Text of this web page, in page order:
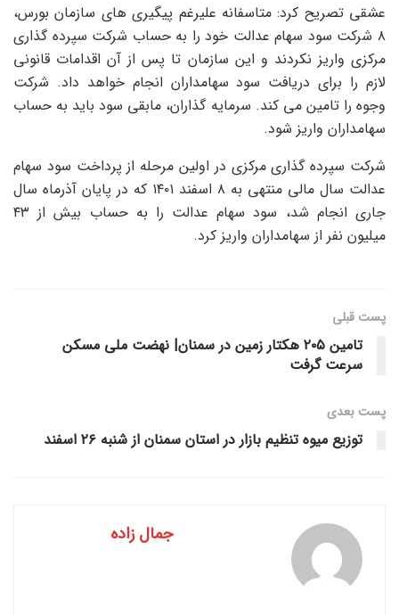
عشقی تصریح کرد: متاسفانه علیرغم پیگیری های سازمان بورس،
۸ شرکت سود سهام عدالت خود را به حساب شرکت سپرده گذاری
مرکزی واریز نکردند و این سازمان تا پس از آن اقدامات قانونی
لازم را برای دریافت سود سهامداران انجام خواهد داد. شرکت
وجوه را تامین می کند. سرمایه گذاران، مابقی سود باید به حساب
سهامداران واریز شود.
شرکت سپرده گذاری مرکزی در اولین مرحله از پرداخت سود سهام
عدالت سال مالی منتهی به ۸ اسفند ۱۴۰۱ که در پایان آذرماه سال
جاری انجام شد، سود سهام عدالت را به حساب بیش از ۴۳
میلیون نفر از سهامداران واریز کرد.
پست قبلی
تامین ۲۰۵ هکتار زمین در سمنان| نهضت ملی مسکن
سرعت گرفت
پست‌ بعدی
توزیع میوه تنظیم بازار در استان سمنان از شنبه ۲۶ اسفند
جمال زاده